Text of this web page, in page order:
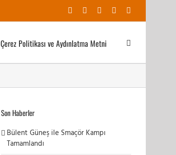
Facebook YouTubeInstagram
Çerez Politikası ve Aydınlatma Metni
Son Haberler
Bülent Güneş ile Smaçör Kampı
Tamamlandı